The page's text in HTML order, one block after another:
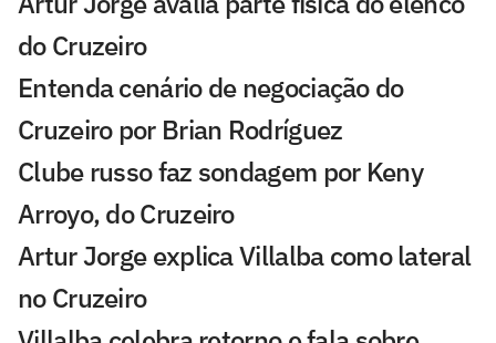
do Cruzeiro
Entenda cenário de negociação do
Cruzeiro por Brian Rodríguez
Clube russo faz sondagem por Keny
Arroyo, do Cruzeiro
Artur Jorge explica Villalba como lateral
no Cruzeiro